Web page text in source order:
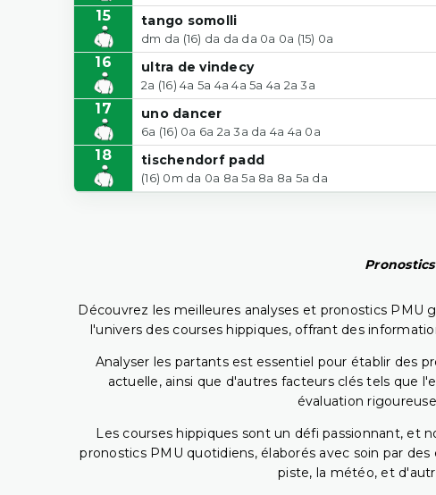
15 tango somolli
dm da (16) da da da 0a 0a (15) 0a
16 ultra de vindecy
2a (16) 4a 5a 4a 4a 5a 4a 2a 3a
17 uno dancer
6a (16) 0a 6a 2a 3a da 4a 4a 0a
18 tischendorf padd
(16) 0m da 0a 8a 5a 8a 8a 5a da
Découvrez les meilleures analyses et pronostics PMU
l'univers des courses hippiques, offrant des
Analyser les partants est essentiel pour établir des
actuelle, ainsi que d'autres facteurs clés tels que
évaluation
Les courses hippiques sont un défi passionnant, et
pronostics PMU quotidiens, élaborés avec soin par
piste, la météo, et